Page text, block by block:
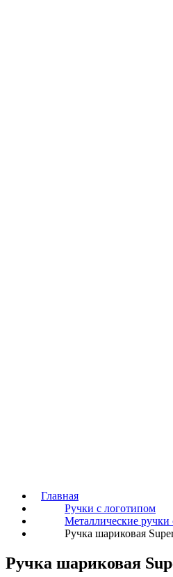
Главная
Ручки с логотипом
Металлические ручки
Ручка шариковая
Ручка шариковая